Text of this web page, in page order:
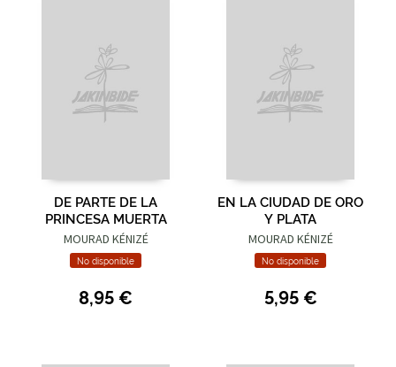
DE PARTE DE LA
PRINCESA MUERTA
MOURAD KÉNIZÉ
No disponible
8,95 €
EN LA CIUDAD DE ORO
Y PLATA
MOURAD KÉNIZÉ
No disponible
5,95 €